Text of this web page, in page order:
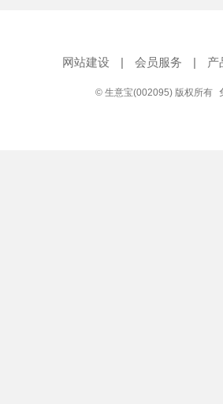
网站建设 | 会员服务 | 产
© 生意宝(002095) 版权所有